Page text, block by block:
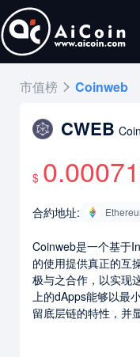
市值榜 Coinweb
CWEB
$
合約地址:
Coinweb是一个基于
的使用提供真正的互
极与之合作，以实现
上的dApps能够以最
留底层链的特性，并